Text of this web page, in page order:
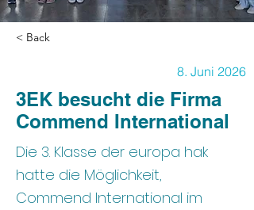
< Back
8. Juni 2026
3EK besucht die Firma
Commend International
Die 3. Klasse der europa hak
hatte die Möglichkeit,
Commend International im